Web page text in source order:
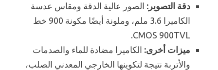
دقة التصوير: الصور عالية الدقة ومقاس عدسة
الكاميرا 3.6 ملم، وملونة أيضًا مكونة 900 خط
CMOS 900TVL.
ميزات أخرى: الكاميرا مضادة للماء والصدمات
والأتربة نتيجة لتكوينها الخارجي المعدني الصلب،